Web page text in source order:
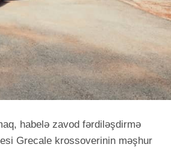
habelə zavod fərdiləşdirmə
Grecale krossoverinin məşhur